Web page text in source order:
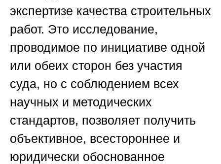
экспертизе качества строительных
работ. Это исследование,
проводимое по инициативе одной
или обеих сторон без участия
суда, но с соблюдением всех
научных и методических
стандартов, позволяет получить
объективное, всестороннее и
юридически обоснованное